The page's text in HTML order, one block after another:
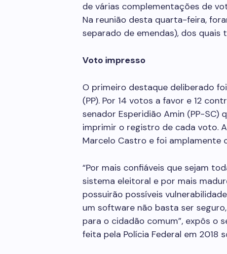
de várias complementações de
Na reunião desta quarta-feira,
separado de emendas), dos
Voto impresso
O primeiro destaque deliberado
(PP). Por 14 votos a favor e 12
senador Esperidião Amin (PP-SC)
imprimir o registro de cada voto.
Marcelo Castro e foi amplamente
“Por mais confiáveis que sejam
sistema eleitoral e por mais
possuirão possíveis
um software não basta ser
para o cidadão comum”, expôs o
feita pela Polícia Federal em 2018